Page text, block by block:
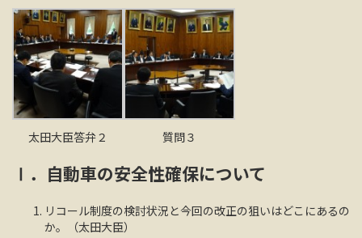
太田大臣答弁２ 質問３
Ⅰ．自動車の安全性確保について
リコール制度の検討状況と今回の改正の狙いはどこにあるの
か。（太田大臣）